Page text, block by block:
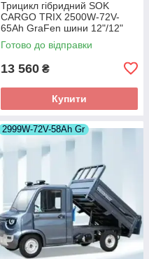
Трицикл гібридний SOK
CARGO TRIX 2500W-72V-
65Ah GraFen шини 12"/12"
Готово до відправки
13 560 ₴
Купити
2999W-72V-58Ah Gr